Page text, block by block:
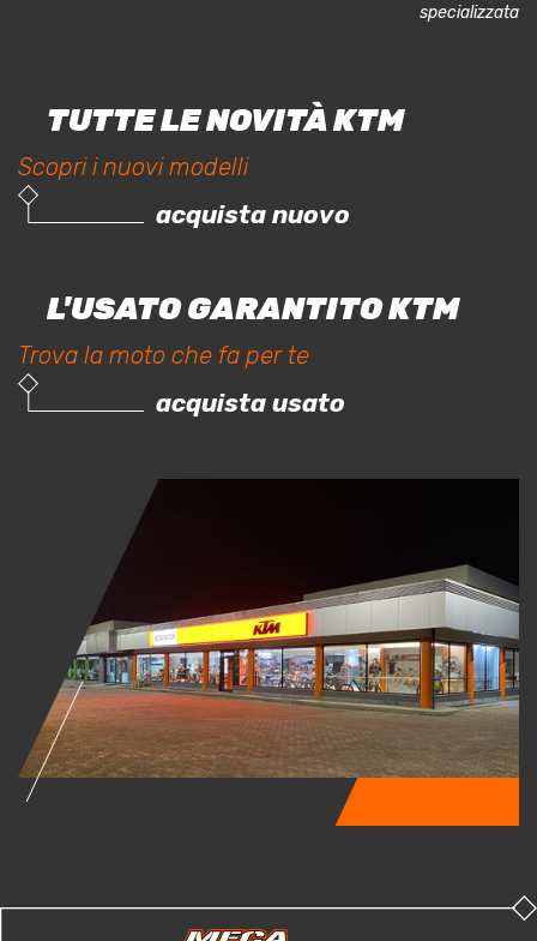
specializzata
TUTTE LE NOVITÀ KTM
Scopri i nuovi modelli
acquista nuovo
L'USATO GARANTITO KTM
Trova la moto che fa per te
acquista usato